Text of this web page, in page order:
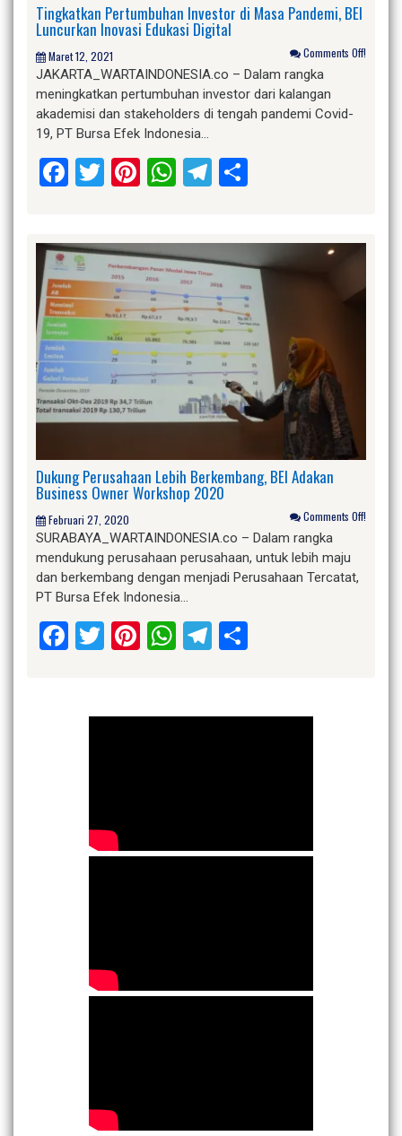
Tingkatkan Pertumbuhan Investor di Masa Pandemi, BEI
Luncurkan Inovasi Edukasi Digital
Maret 12, 2021 Comments Off!
JAKARTA_WARTAINDONESIA.co – Dalam rangka
meningkatkan pertumbuhan investor dari kalangan
akademisi dan stakeholders di tengah pandemi Covid-
19, PT Bursa Efek Indonesia…
Facebook
Twitter
Pinterest
WhatsApp
Telegram
Dukung Perusahaan Lebih Berkembang, BEI Adakan
Business Owner Workshop 2020
Februari 27, 2020 Comments Off!
SURABAYA_WARTAINDONESIA.co – Dalam rangka
mendukung perusahaan perusahaan, untuk lebih maju
dan berkembang dengan menjadi Perusahaan Tercatat,
PT Bursa Efek Indonesia…
Facebook
Twitter
Pinterest
WhatsApp
Telegram